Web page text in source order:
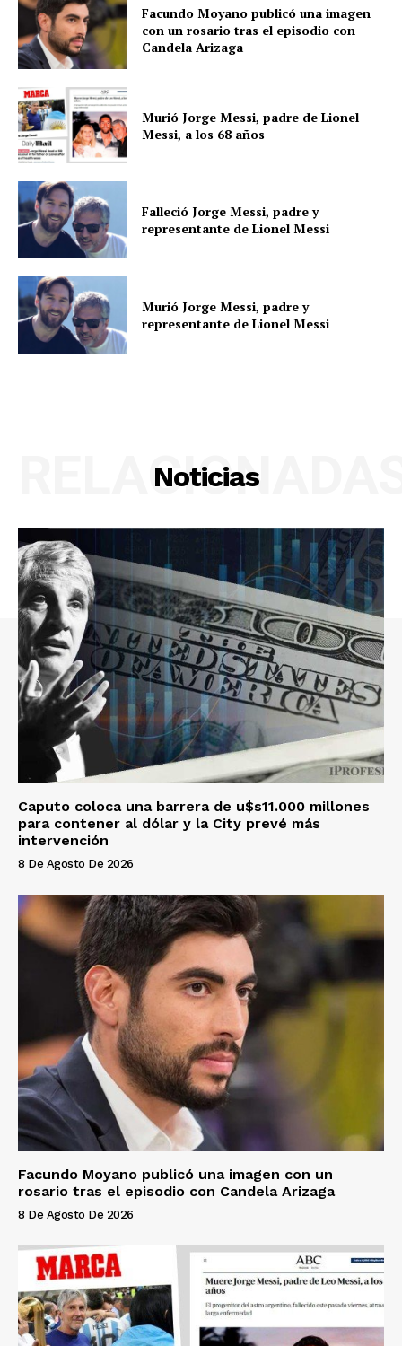
Facundo Moyano publicó una imagen
con un rosario tras el episodio con
Candela Arizaga
Murió Jorge Messi, padre de Lionel
Messi, a los 68 años
Falleció Jorge Messi, padre y
representante de Lionel Messi
Murió Jorge Messi, padre y
representante de Lionel Messi
Noticias
Caputo coloca una barrera de u$s11.000 millones
para contener al dólar y la City prevé más
intervención
8 De Agosto De 2026
Facundo Moyano publicó una imagen con un
rosario tras el episodio con Candela Arizaga
8 De Agosto De 2026